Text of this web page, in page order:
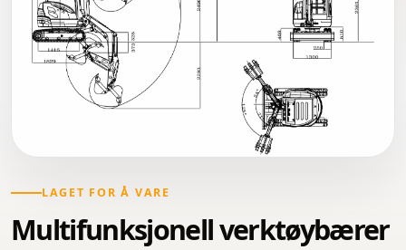
LAGET FOR Å VARE
Multifunksjonell verktøybærer